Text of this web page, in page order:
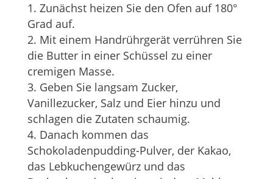
Zunächst heizen Sie den Ofen auf 180°
Grad auf.
Mit einem Handrührgerät verrühren Sie
die Butter in einer Schüssel zu einer
cremigen Masse.
Geben Sie langsam Zucker,
Vanillezucker, Salz und Eier hinzu und
schlagen die Zutaten schaumig.
Danach kommen das
Schokoladenpudding-Pulver, der Kakao,
das Lebkuchengewürz und das